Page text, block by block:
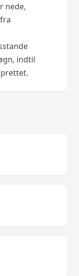
nede,
indtil